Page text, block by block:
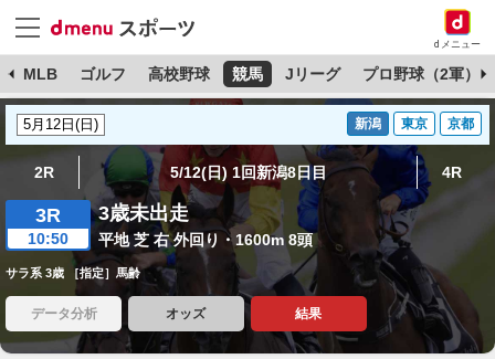
dメニュー
MLB ゴルフ 高校野球 競馬 Jリーグ プロ野球（2軍）
新潟 東京 京都
2R 5/12(日) 1回新潟8日目 4R
3R
10:50
3歳未出走
平地 芝 右 外回り・1600m 8頭
サラ系 3歳 ［指定］馬齢
データ分析 オッズ 結果